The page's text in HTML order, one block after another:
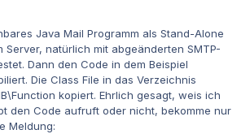
Java Mail Programm als Stand-Alone
natürlich mit abgeänderten SMTP-
Dann den Code in dem Beispiel
Die Class File in das Verzeichnis
kopiert. Ehrlich gesagt, weis ich
den Code aufruft oder nicht, bekomme nur
Meldung: